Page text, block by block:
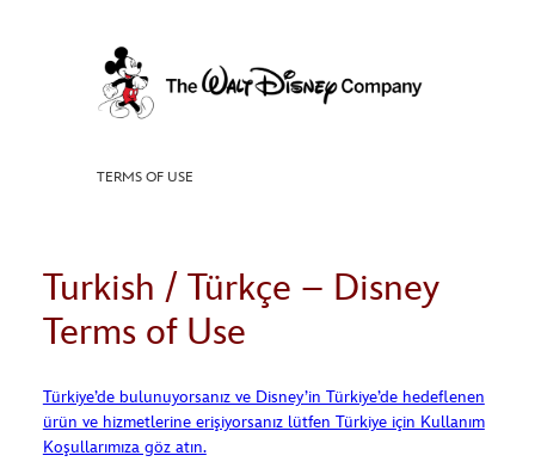
TERMS OF USE
Turkish / Türkçe – Disney
Terms of Use
Türkiye’de bulunuyorsanız ve Disney’in Türkiye’de hedeflenen
ürün ve hizmetlerine erişiyorsanız lütfen Türkiye için Kullanım
Koşullarımıza göz atın.